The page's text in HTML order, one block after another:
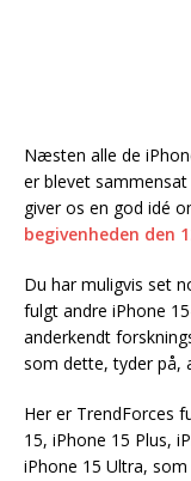
Næsten alle de
er blevet
giver os en god idé
begivenheden den
Du har muligvis set
fulgt andre iPhone
anderkendt
som dette, tyder på,
Her er TrendForces
15, iPhone 15 Plus,
iPhone 15 Ultra,